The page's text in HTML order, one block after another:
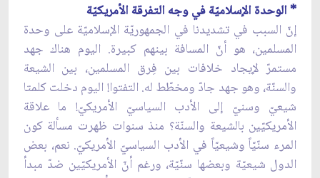
* الوحدة الإسلاميّة في وجه التفرقة الأمريكيّة
إنّ السبب في تشديدنا في الجمهوريّة الإسلاميّة على وحدة
المسلمين، هو أنّ المسافة بينهم كبيرة. اليوم هناك جهد
مستمرّ لإيجاد خلافات بين فِرق المسلمين، بين الشيعة
والسنّة، وهو جهد جادّ ومخطّط له. التفتوا! اليوم دخلت كلمتا
شيعيّ وسنيّ إلى الأدب السياسيّ الأمريكيّ! ما علاقة
الأمريكيّين بالشيعة والسنّة؟ منذ سنوات ظهرت مسألة كون
المرء سنّيّاً وشيعيّاً في الأدب السياسيّ الأمريكيّ. نعم، بعض
الدول شيعيّة وبعضها سنّيّة، ورغم أنّ الأمريكيّين ضدّ مبدأ